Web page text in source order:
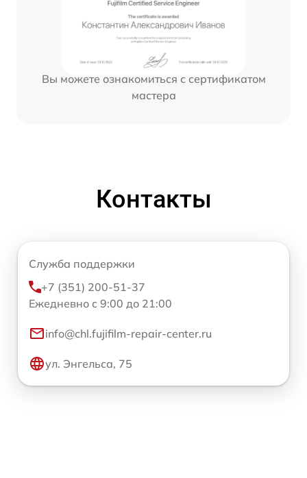
Вы можете ознакомиться с сертификатом
мастера
Контакты
Служба поддержки
+7 (351) 200-51-37
Ежедневно с 9:00 до 21:00
info@chl.fujifilm-repair-center.ru
ул. Энгельса, 75